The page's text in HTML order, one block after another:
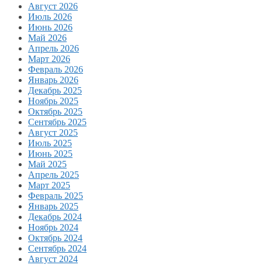
Август 2026
Июль 2026
Июнь 2026
Май 2026
Апрель 2026
Март 2026
Февраль 2026
Январь 2026
Декабрь 2025
Ноябрь 2025
Октябрь 2025
Сентябрь 2025
Август 2025
Июль 2025
Июнь 2025
Май 2025
Апрель 2025
Март 2025
Февраль 2025
Январь 2025
Декабрь 2024
Ноябрь 2024
Октябрь 2024
Сентябрь 2024
Август 2024